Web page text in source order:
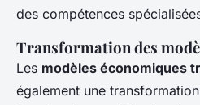
des compétences
Transformation des
Les modèles économiques
également une